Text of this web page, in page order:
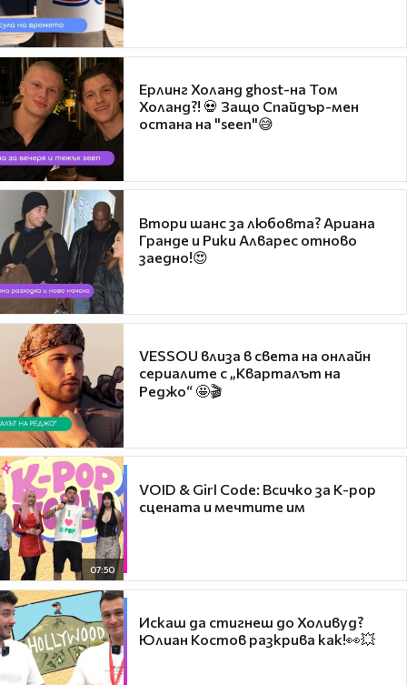
Ерлинг Холанд ghost-на Том
Холанд?! 💀 Защо Спайдър-мен
остана на "seen"😅
Втори шанс за любовта? Ариана
Гранде и Рики Алварес отново
заедно!😍
VESSOU влиза в света на онлайн
сериалите с „Кварталът на
Реджо“ 🤩🎬
07:50
VOID & Girl Code: Всичко за K-pop
сцената и мечтите им
Искаш да стигнеш до Холивуд?
Юлиан Костов разкрива как!👀💥